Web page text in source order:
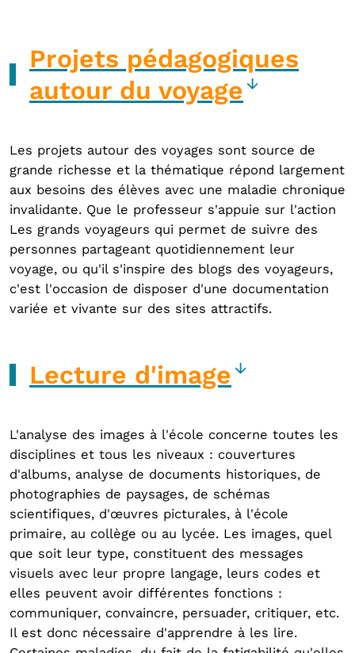
Projets pédagogiques
autour du voyage
Les projets autour des voyages sont source de
grande richesse et la thématique répond largement
aux besoins des élèves avec une maladie chronique
invalidante. Que le professeur s'appuie sur l'action
Les grands voyageurs qui permet de suivre des
personnes partageant quotidiennement leur
voyage, ou qu'il s'inspire des blogs des voyageurs,
c'est l'occasion de disposer d'une documentation
variée et vivante sur des sites attractifs.
Lecture d'image
L'analyse des images à l'école concerne toutes les
disciplines et tous les niveaux : couvertures
d'albums, analyse de documents historiques, de
photographies de paysages, de schémas
scientifiques, d'œuvres picturales, à l'école
primaire, au collège ou au lycée. Les images, quel
que soit leur type, constituent des messages
visuels avec leur propre langage, leurs codes et
elles peuvent avoir différentes fonctions :
communiquer, convaincre, persuader, critiquer, etc.
Il est donc nécessaire d'apprendre à les lire.